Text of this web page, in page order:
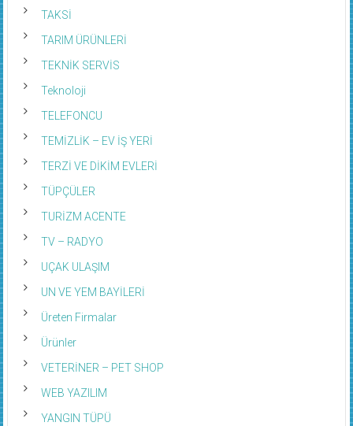
TAKSİ
TARIM ÜRÜNLERİ
TEKNİK SERVİS
Teknoloji
TELEFONCU
TEMİZLİK – EV İŞ YERİ
TERZİ VE DİKİM EVLERİ
TÜPÇÜLER
TURİZM ACENTE
TV – RADYO
UÇAK ULAŞIM
UN VE YEM BAYİLERİ
Üreten Firmalar
Ürünler
VETERİNER – PET SHOP
WEB YAZILIM
YANGIN TÜPÜ